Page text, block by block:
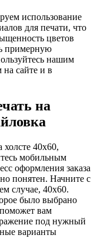
использование
для печати, что
цветов
примерную
нашим
сайте и в
на
холсте 40х60,
мобильным
оформления заказа
понятен. Начните с
случае, 40х60.
было выбрано
вам
под нужный
варианты